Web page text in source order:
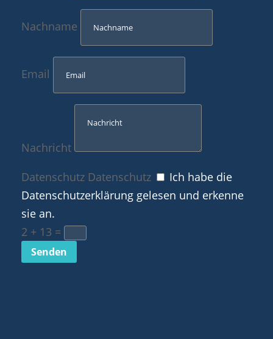
Nachname
Email
Nachricht
Datenschutz Datenschutz
Ich habe die
Datenschutzerklärung gelesen und erkenne
sie an.
2 + 13 =
Senden